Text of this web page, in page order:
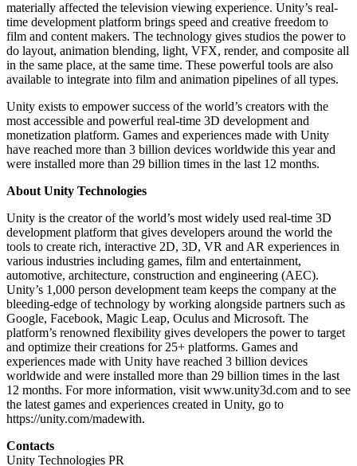
Jogos com multijogador
Simplifique o desenvolvimento de jogos multiplayer
materially affected the television viewing experience. Unity’s real-
time development platform brings speed and creative freedom to
film and content makers. The technology gives studios the power to
do layout, animation blending, light, VFX, render, and composite all
in the same place, at the same time. These powerful tools are also
available to integrate into film and animation pipelines of all types.
Unity exists to empower success of the world’s creators with the
most accessible and powerful real-time 3D development and
monetization platform. Games and experiences made with Unity
have reached more than 3 billion devices worldwide this year and
were installed more than 29 billion times in the last 12 months.
About Unity Technologies
Unity is the creator of the world’s most widely used real-time 3D
development platform that gives developers around the world the
tools to create rich, interactive 2D, 3D, VR and AR experiences in
various industries including games, film and entertainment,
automotive, architecture, construction and engineering (AEC).
Unity’s 1,000 person development team keeps the company at the
bleeding-edge of technology by working alongside partners such as
Google, Facebook, Magic Leap, Oculus and Microsoft. The
platform’s renowned flexibility gives developers the power to target
and optimize their creations for 25+ platforms. Games and
experiences made with Unity have reached 3 billion devices
worldwide and were installed more than 29 billion times in the last
12 months. For more information, visit www.unity3d.com and to see
the latest games and experiences created in Unity, go to
https://unity.com/madewith.
Contacts
Unity Technologies PR